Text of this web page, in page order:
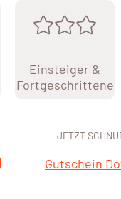
Einsteiger &
Fortgeschrittene
JETZT
Gutschein